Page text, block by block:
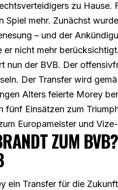
zu
Spiel mehr. Zunächst
– und der
er nicht mehr berücksichtigt.
nun der BVB. Der
Der Transfer wird
Alters feierte Morey
fünf Einsätzen zum
Europameister und
ZUM
ein Transfer für die